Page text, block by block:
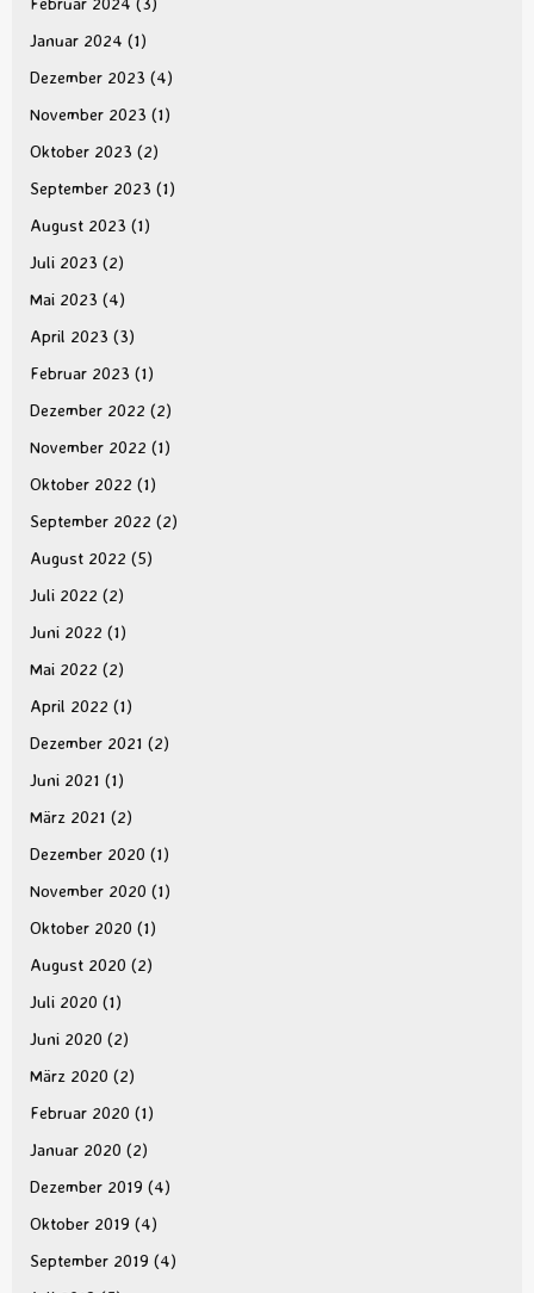
Januar 2024 (1)
Dezember 2023 (4)
November 2023 (1)
Oktober 2023 (2)
September 2023 (1)
August 2023 (1)
Juli 2023 (2)
Mai 2023 (4)
April 2023 (3)
Februar 2023 (1)
Dezember 2022 (2)
November 2022 (1)
Oktober 2022 (1)
September 2022 (2)
August 2022 (5)
Juli 2022 (2)
Juni 2022 (1)
Mai 2022 (2)
April 2022 (1)
Dezember 2021 (2)
Juni 2021 (1)
März 2021 (2)
Dezember 2020 (1)
November 2020 (1)
Oktober 2020 (1)
August 2020 (2)
Juli 2020 (1)
Juni 2020 (2)
März 2020 (2)
Februar 2020 (1)
Januar 2020 (2)
Dezember 2019 (4)
Oktober 2019 (4)
September 2019 (4)